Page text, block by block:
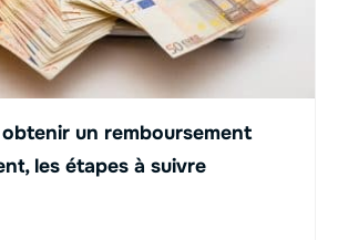
obtenir un remboursement
les étapes à suivre